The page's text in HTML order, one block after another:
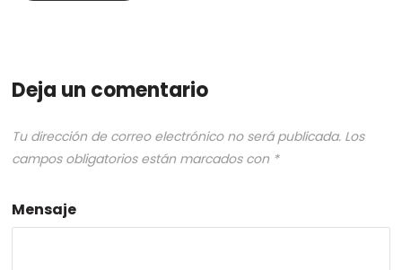
Deja un comentario
Tu dirección de correo electrónico no será publicada. Los
campos obligatorios están marcados con *
Mensaje